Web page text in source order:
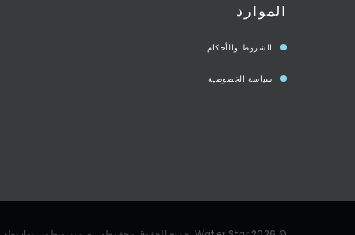
الموارد
الشروط والأحكام
سياسة الخصوصية